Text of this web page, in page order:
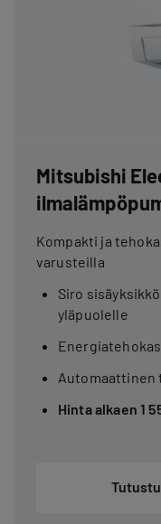
Mitsubishi
Kompakti ja
varusteilla
Siro
yläpuolelle
Automaattinen
Hinta alkaen 1